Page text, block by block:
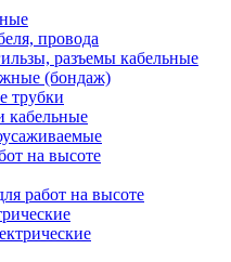
провода
разъемы кабельные
(бондаж)
трубки
кабельные
на высоте
работ на высоте